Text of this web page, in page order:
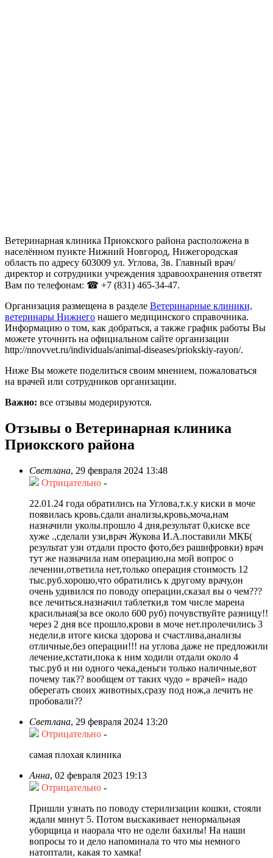
Ветеринарная клиника Приокского района расположена в
населённом пункте Нижний Новгород, Нижегородская
область по адресу 603009 ул. Углова, 3в. Главный врач/
директор и сотрудники учреждения здравоохранения ответят
Вам по телефонам: ☎ +7 (831) 465-34-47.
Организация размещена в разделе Ветеринарные клиники,
ветеринары Нижнего нашего медицинского справочника.
Информацию о том, как добраться, а также график работы Вы
можете уточнить на официальном сайте организации
http://nnovvet.ru/individuals/animal-diseases/priokskiy-rayon/.
Ниже Вы можете поделиться своим мнением, пожаловаться
на врачей или сотрудников организации.
Важно: все отзывы модерируются.
Отзывы о Ветеринарная клиника
Приокского района
Светлана, 29 февраля 2024 13:48
Отрицательно -
22.01.24 года обратились на Углова,т.к.у киски в моче
появилась кровь.сдали анализы,кровь,моча,нам
назначили уколы.прошло 4 дня,результат 0,киске все
хуже .,сделали узи,врач Жукова И.А.поставили МКБ(
результат узи отдали просто фото,без рашифровки) врач
тут же назначила нам операцию,на мой вопрос о
лечении,ответила нет,только операция стоимость 12
тыс.руб.хорошо,что обратились к другому врачу,он
очень удивился по поводу операции,сказал вы о чем???
все лечиться.назначил таблетки,в том числе марена
красильная(за все около 600 руб) почувствуйте разницу!!
через 2 дня все прошло,крови в моче нет.пролечились 3
недели,в итоге киска здорова и счастлива,анализы
отличные,без операции!!! на углова даже не предложили
лечение,кстати,пока к ним ходили отдали около 4
тыс.руб и ни одного чека,деньги только наличные,вот
почему так?? вообщем от таких чудо » врачей» надо
оберегать своих животных,сразу под нож,а лечить не
пробовали??
Светлана, 29 февраля 2024 13:20
Отрицательно -
самая плохая клиника
Анна, 02 февраля 2023 19:13
Отрицательно -
Пришли узнать по поводу стерилизации кошки, стояли
ждали минут 5. Потом выскакивает ненормальная
уборщица и наорала что не одели бахилы! На наши
вопросы то и дело напоминала то что мы немного
натоптали, какая то хамка!